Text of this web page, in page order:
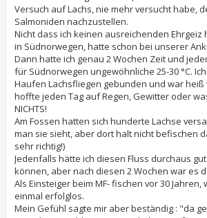
Versuch auf Lachs, nie mehr versucht habe,
Salmoniden nachzustellen.
Nicht dass ich keinen ausreichenden Ehrgeiz
in Südnorwegen, hatte schon bei unserer
Dann hatte ich genau 2 Wochen Zeit und
für Südnorwegen ungewöhnliche 25-30 °C.
Haufen Lachsfliegen gebunden und war heiß
hoffte jeden Tag auf Regen, Gewitter oder
NICHTS!
Am Fossen hatten sich hunderte Lachse
man sie sieht, aber dort halt nicht befischen
sehr richtig!)
Jedenfalls hätte ich diesen Fluss durchaus
können, aber nach diesen 2 Wochen war es
Als Einsteiger beim MF- fischen vor 30 Jahren,
einmal erfolglos.
Mein Gefühl sagte mir aber beständig : "da